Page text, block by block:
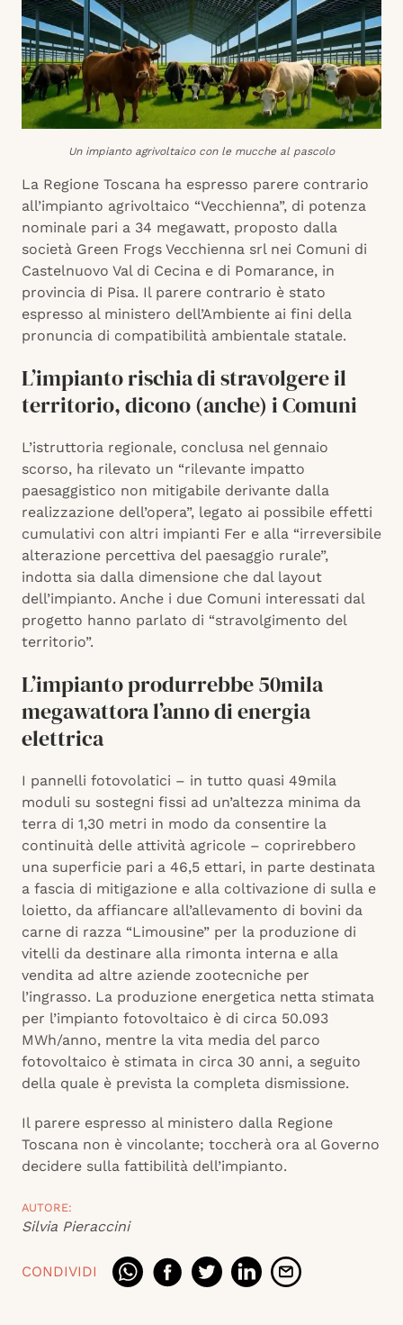
Un impianto agrivoltaico con le mucche al pascolo
La Regione Toscana ha espresso parere contrario
all’impianto agrivoltaico “Vecchienna”, di potenza
nominale pari a 34 megawatt, proposto dalla
società Green Frogs Vecchienna srl nei Comuni di
Castelnuovo Val di Cecina e di Pomarance, in
provincia di Pisa. Il parere contrario è stato
espresso al ministero dell’Ambiente ai fini della
pronuncia di compatibilità ambientale statale.
L’impianto rischia di stravolgere il
territorio, dicono (anche) i Comuni
L’istruttoria regionale, conclusa nel gennaio
scorso, ha rilevato un “rilevante impatto
paesaggistico non mitigabile derivante dalla
realizzazione dell’opera”, legato ai possibile effetti
cumulativi con altri impianti Fer e alla “irreversibile
alterazione percettiva del paesaggio rurale”,
indotta sia dalla dimensione che dal layout
dell’impianto. Anche i due Comuni interessati dal
progetto hanno parlato di “stravolgimento del
territorio”.
L’impianto produrrebbe 50mila
megawattora l’anno di energia
elettrica
I pannelli fotovolatici – in tutto quasi 49mila
moduli su sostegni fissi ad un’altezza minima da
terra di 1,30 metri in modo da consentire la
continuità delle attività agricole – coprirebbero
una superficie pari a 46,5 ettari, in parte destinata
a fascia di mitigazione e alla coltivazione di sulla e
loietto, da affiancare all’allevamento di bovini da
carne di razza “Limousine” per la produzione di
vitelli da destinare alla rimonta interna e alla
vendita ad altre aziende zootecniche per
l’ingrasso. La produzione energetica netta stimata
per l’impianto fotovoltaico è di circa 50.093
MWh/anno, mentre la vita media del parco
fotovoltaico è stimata in circa 30 anni, a seguito
della quale è prevista la completa dismissione.
Il parere espresso al ministero dalla Regione
Toscana non è vincolante; toccherà ora al Governo
decidere sulla fattibilità dell’impianto.
AUTORE:
Silvia Pieraccini
CONDIVIDI